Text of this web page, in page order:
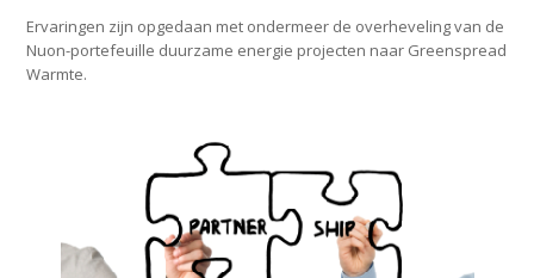
Ervaringen zijn opgedaan met ondermeer de overheveling van de
Nuon-portefeuille duurzame energie projecten naar Greenspread
Warmte.